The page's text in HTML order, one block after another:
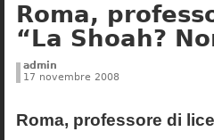
Non dimenticare Storia di
Roma,
“La Shoah?
admin
17 novembre 2008
Roma, professore di